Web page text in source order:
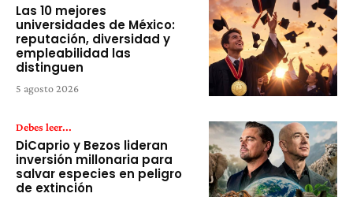
Las 10 mejores
universidades de México:
reputación, diversidad y
empleabilidad las
distinguen
5 agosto 2026
Debes leer...
DiCaprio y Bezos lideran
inversión millonaria para
salvar especies en peligro
de extinción